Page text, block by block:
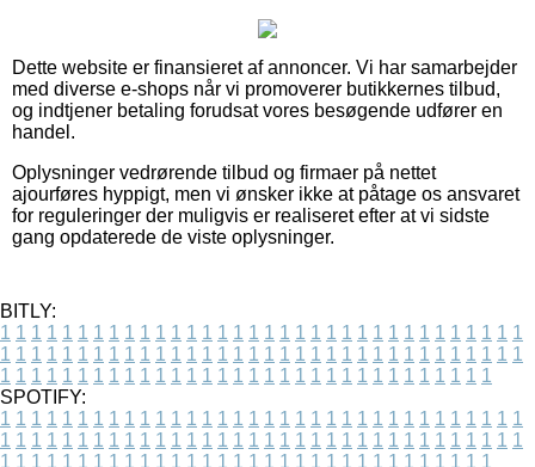
Dette website er finansieret af annoncer. Vi har samarbejder
med diverse e-shops når vi promoverer butikkernes tilbud,
og indtjener betaling forudsat vores besøgende udfører en
handel.
Oplysninger vedrørende tilbud og firmaer på nettet
ajourføres hyppigt, men vi ønsker ikke at påtage os ansvaret
for reguleringer der muligvis er realiseret efter at vi sidste
gang opdaterede de viste oplysninger.
BITLY:
1 1 1 1 1 1 1 1 1 1 1 1 1 1 1 1 1 1 1 1 1 1 1 1 1 1 1 1 1 1 1 1 1 1
1 1 1 1 1 1 1 1 1 1 1 1 1 1 1 1 1 1 1 1 1 1 1 1 1 1 1 1 1 1 1 1 1 1
1 1 1 1 1 1 1 1 1 1 1 1 1 1 1 1 1 1 1 1 1 1 1 1 1 1 1 1 1 1 1 1
SPOTIFY:
1 1 1 1 1 1 1 1 1 1 1 1 1 1 1 1 1 1 1 1 1 1 1 1 1 1 1 1 1 1 1 1 1 1
1 1 1 1 1 1 1 1 1 1 1 1 1 1 1 1 1 1 1 1 1 1 1 1 1 1 1 1 1 1 1 1 1 1
1 1 1 1 1 1 1 1 1 1 1 1 1 1 1 1 1 1 1 1 1 1 1 1 1 1 1 1 1 1 1 1